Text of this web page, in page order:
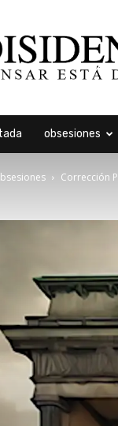
obsesiones
Corrección